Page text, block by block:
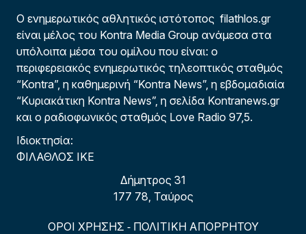
Ο ενημερωτικός αθλητικός ιστότοπος filathlos.gr
είναι μέλος του Kontra Media Group ανάμεσα στα
υπόλοιπα μέσα του ομίλου που είναι: ο
περιφερειακός ενημερωτικός τηλεοπτικός σταθμός
“Kontra”, η καθημερινή “Kontra News”, η εβδομαδιαία
“Κυριακάτικη Kontra News”, η σελίδα Kontranews.gr
και ο ραδιοφωνικός σταθμός Love Radio 97,5.
Ιδιοκτησία:
ΦΙΛΑΘΛΟΣ ΙΚΕ
Δήμητρος 31
177 78, Ταύρος
ΟΡΟΙ ΧΡΗΣΗΣ - ΠΟΛΙΤΙΚΗ ΑΠΟΡΡΗΤΟΥ